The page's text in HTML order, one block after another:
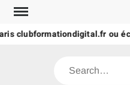
Skip
contentclubformationdigital.fr ou
Search